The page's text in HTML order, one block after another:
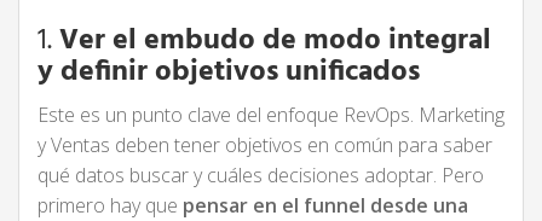
1.Ver el embudo de modo integral
y definir objetivos unificados
Este es un punto clave del enfoque RevOps. Marketing
y Ventas deben tener objetivos en común para saber
qué datos buscar y cuáles decisiones adoptar. Pero
primero hay que pensar en el funnel desde una